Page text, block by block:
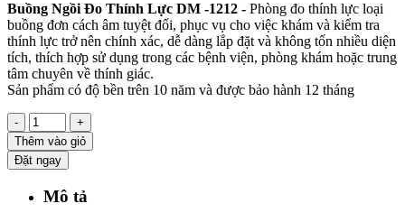
Buồng Ngồi Đo Thính Lực DM -1212 - Phòng đo thính lực loại
buồng đơn cách âm tuyệt đối, phục vụ cho việc khám và kiểm tra
thính lực trở nên chính xác, dễ dàng lắp đặt và không tốn nhiều diện
tích, thích hợp sử dụng trong các bệnh viện, phòng khám hoặc trung
tâm chuyên về thính giác.
Sản phẩm có độ bền trên 10 năm và được bảo hành 12 tháng
-
+
Thêm vào giỏ
Đặt ngay
Mô tả